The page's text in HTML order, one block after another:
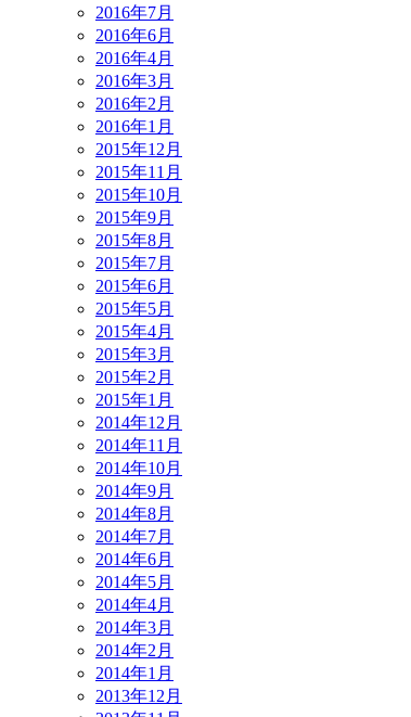
2016年7月
2016年6月
2016年4月
2016年3月
2016年2月
2016年1月
2015年12月
2015年11月
2015年10月
2015年9月
2015年8月
2015年7月
2015年6月
2015年5月
2015年4月
2015年3月
2015年2月
2015年1月
2014年12月
2014年11月
2014年10月
2014年9月
2014年8月
2014年7月
2014年6月
2014年5月
2014年4月
2014年3月
2014年2月
2014年1月
2013年12月